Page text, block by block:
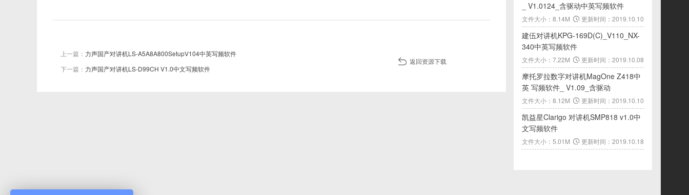
上一篇： 力声国产对讲机LS-A5A8A800SetupV104中英写频软件
下一篇： 力声国产对讲机LS-D99CH V1.0中文写频软件
返回资源下载
_ V1.0124_含驱动中英写频软件
更新时间：2019.10.10
文件大小：8.14M
建伍对讲机KPG-169D(C)_V110_NX-
340中英写频软件
更新时间：2019.10.08
文件大小：7.22M
摩托罗拉数字对讲机MagOne Z418中
英 写频软件_ V1.09_含驱动
更新时间：2019.10.10
文件大小：8.12M
凯益星Clarigo 对讲机SMP818 v1.0中
文写频软件
更新时间：2019.10.18
文件大小：5.01M